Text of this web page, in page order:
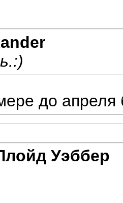
до апреля
Уэббер